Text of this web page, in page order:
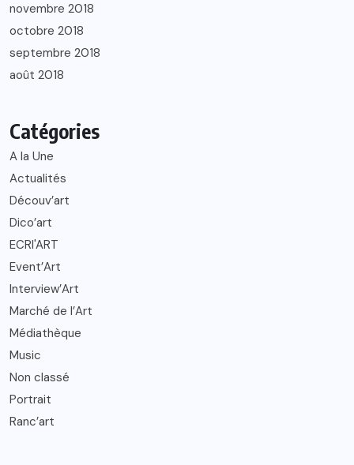
novembre 2018
octobre 2018
septembre 2018
août 2018
Catégories
A la Une
Actualités
Découv’art
Dico’art
ECRI'ART
Event’Art
Interview’Art
Marché de l’Art
Médiathèque
Music
Non classé
Portrait
Ranc’art